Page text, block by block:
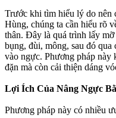
Trước khi tìm hiểu lý do
Hùng, chúng ta cần hiểu rõ
thân. Đây là quá trình lấy
bụng, đùi, mông, sau đó
vào ngực. Phương pháp này
đặn mà còn cải thiện dáng
Lợi Ích Của Nâng Ngực
Phương pháp này có nhiều